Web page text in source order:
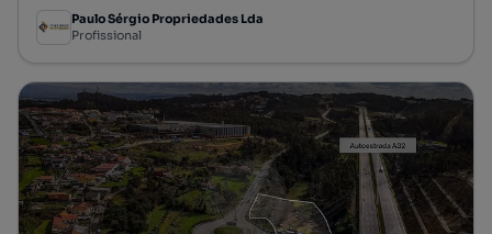
Paulo Sérgio Propriedades Lda
Profissional